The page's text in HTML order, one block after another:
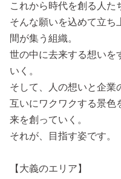
これから時代を創る人た
そんな願いを込めて立ち
間が集う組織。
世の中に去来する想いを
いく。
そして、人の想いと企業
互いにワクワクする景色
来を創っていく。
それが、目指す姿です。
【大義のエリア】